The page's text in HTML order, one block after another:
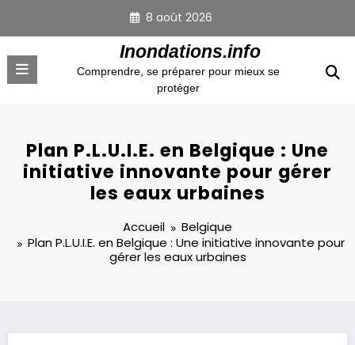
contenu
8 août 2026
Inondations.info
Comprendre, se préparer pour mieux se
protéger
Plan P.L.U.I.E. en Belgique : Une
initiative innovante pour gérer
les eaux urbaines
Accueil
Belgique
Plan P.L.U.I.E. en Belgique : Une initiative innovante pour
gérer les eaux urbaines